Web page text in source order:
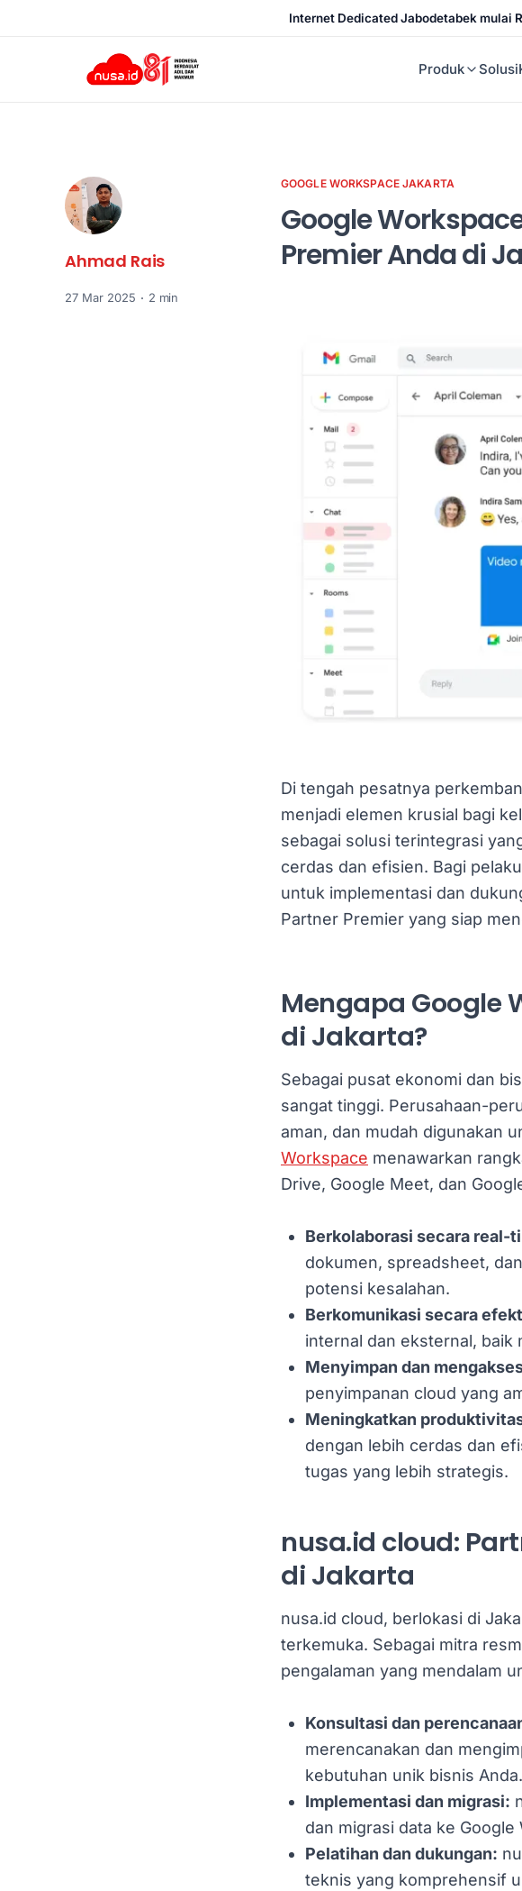
Internet Dedicated Jabodetabek mulai
Produk Solusi
GOOGLE WORKSPACE JAKARTA
Google
Premier Anda di
Ahmad Rais
27 Mar 2025 2 min
Di tengah pesatnya
menjadi elemen krusial bagi
sebagai solusi terintegrasi
cerdas dan efisien. Bagi
untuk implementasi dan
Partner Premier yang siap
Mengapa Google
di Jakarta?
Sebagai pusat ekonomi dan
sangat tinggi. Perusahaan-
aman, dan mudah digunakan
Workspace menawarkan
Drive, Google Meet, dan
Berkolaborasi secara real-
dokumen, spreadsheet,
potensi kesalahan.
Berkomunikasi secara
internal dan eksternal,
Menyimpan dan
penyimpanan cloud yang
Meningkatkan
dengan lebih cerdas dan
tugas yang lebih strategis.
nusa.id cloud:
di Jakarta
nusa.id cloud, berlokasi di
terkemuka. Sebagai mitra
pengalaman yang mendalam
Konsultasi dan
merencanakan dan
kebutuhan unik bisnis Anda.
Implementasi dan migrasi:
dan migrasi data ke
Pelatihan dan dukungan:
teknis yang komprehensif